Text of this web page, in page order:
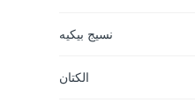
نسيج بيكيه
الكتان